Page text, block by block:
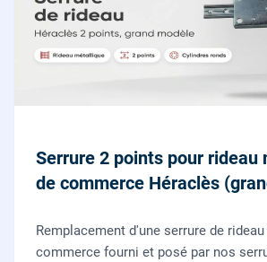
Serrure 2 points pour rideau
de commerce Héraclès
Remplacement d'une serrure de
commerce fourni et posé par nos